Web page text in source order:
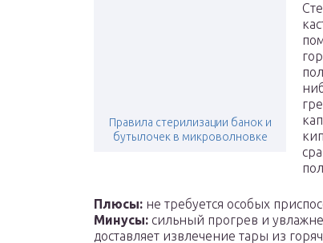
Правила стерилизации банок и
бутылочек в микроволновке
Плюсы: не требуется особых
Минусы: сильный прогрев и
доставляет извлечение тары из